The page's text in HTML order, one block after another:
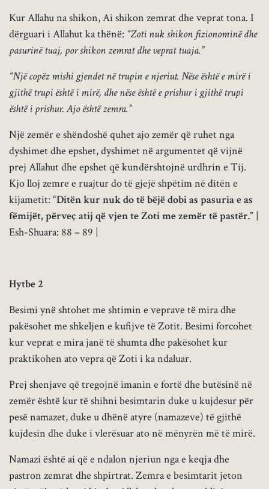
Kur Allahu na shikon, Ai shikon zemrat dhe veprat tona. I
dërguari i Allahut ka thënë: “Zoti nuk shikon fizionominë dhe
pasurinë tuaj, por shikon zemrat dhe veprat tuaja.”
“Një copëz mishi gjendet në trupin e njeriut. Nëse është e mirë i
gjithë trupi është i mirë, dhe nëse është e prishur i gjithë trupi
është i prishur. Ajo është zemra.”
Një zemër e shëndoshë quhet ajo zemër që ruhet nga
dyshimet dhe epshet, dyshimet në argumentet që vijnë
prej Allahut dhe epshet që kundërshtojnë urdhrin e Tij.
Kjo lloj zemre e ruajtur do të gjejë shpëtim në ditën e
kijametit: “Ditën kur nuk do të bëjë dobi as pasuria e as
fëmijët, përveç atij që vjen te Zoti me zemër të pastër.” |
Esh-Shuara: 88 – 89 |
Hytbe 2
Besimi ynë shtohet me shtimin e veprave të mira dhe
pakësohet me shkeljen e kufijve të Zotit. Besimi forcohet
kur veprat e mira janë të shumta dhe pakësohet kur
praktikohen ato vepra që Zoti i ka ndaluar.
Prej shenjave që tregojnë imanin e fortë dhe butësinë në
zemër është kur të shihni besimtarin duke u kujdesur për
pesë namazet, duke u dhënë atyre (namazeve) të gjithë
kujdesin dhe duke i vlerësuar ato në mënyrën më të mirë.
Namazi është ai që e ndalon njeriun nga e keqja dhe
pastron zemrat dhe shpirtrat. Zemra e besimtarit jeton